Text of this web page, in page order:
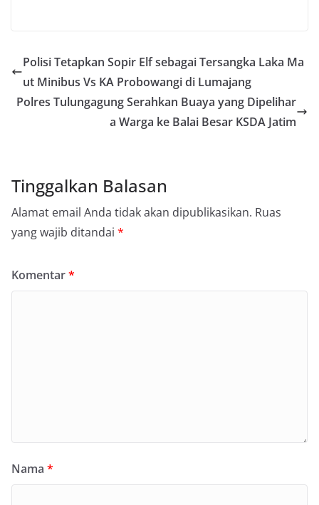
Polisi Tetapkan Sopir Elf sebagai Tersangka Laka Ma
ut Minibus Vs KA Probowangi di Lumajang
Polres Tulungagung Serahkan Buaya yang Dipelihar
a Warga ke Balai Besar KSDA Jatim
Tinggalkan Balasan
Alamat email Anda tidak akan dipublikasikan. Ruas
yang wajib ditandai *
Komentar*
Nama *